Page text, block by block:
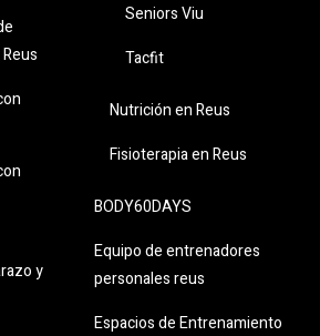
y
Seniors Viu
Tacfit
Nutrición en Reus
Fisioterapia en Reus
BODY60DAYS
Equipo de entrenadores
personales reus
Espacios de Entrenamiento